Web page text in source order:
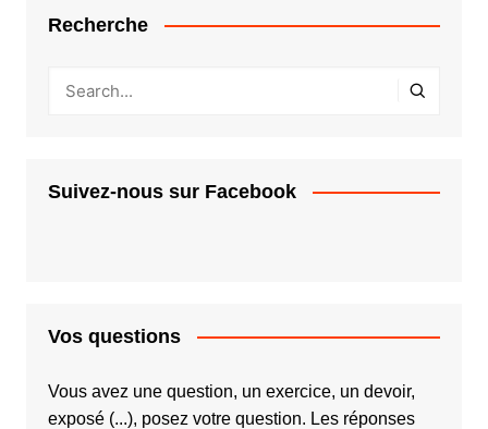
Recherche
Suivez-nous sur Facebook
Vos questions
Vous avez une question, un exercice, un devoir,
exposé (...), posez votre question. Les réponses